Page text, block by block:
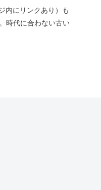
内にリンクあり）も
時代に合わない古い